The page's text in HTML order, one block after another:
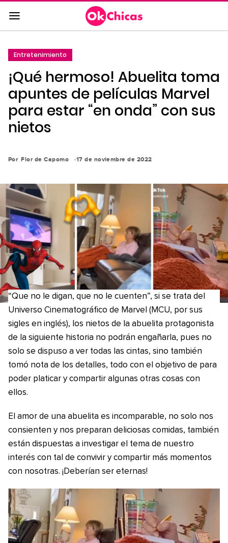
Saltar
al
contenido
a
la
navegación
principal
Entretenimiento
¡Qué hermoso! Abuelita toma
apuntes de películas Marvel
para estar “en onda” con sus
nietos
Por Flor de Capomo 17 de noviembre de 2022
“Que no le digan, que no le cuenten”, si se trata del
Universo Cinematográfico de Marvel (MCU, por sus
sigles en inglés), los nietos de la abuelita protagonista
de la siguiente historia no podrán engañarla, pues no
solo se dispuso a ver todas las cintas, sino también
tomó nota de los detalles, todo con el objetivo de para
poder platicar y compartir algunas otras cosas con
ellos.
El amor de una abuelita es incomparable, no solo nos
consienten y nos preparan deliciosas comidas, también
están dispuestas a investigar el tema de nuestro
interés con tal de convivir y compartir más momentos
con nosotras. ¡Deberían ser eternas!